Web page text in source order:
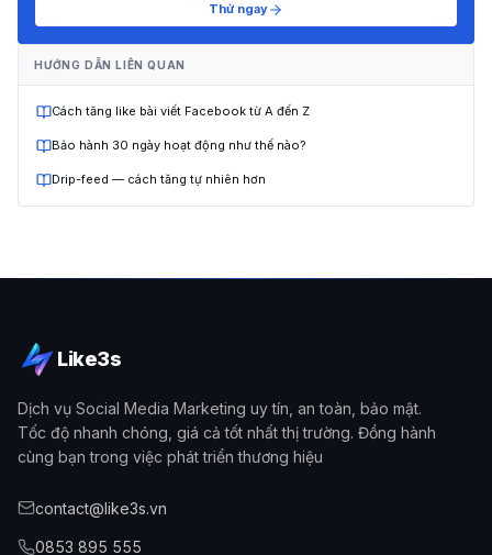
Thử ngay
HƯỚNG DẪN LIÊN QUAN
Cách tăng like bài viết Facebook từ A đến Z
Bảo hành 30 ngày hoạt động như thế nào?
Drip-feed — cách tăng tự nhiên hơn
Like3s
Dịch vụ Social Media Marketing uy tín, an toàn, bảo mật.
Tốc độ nhanh chóng, giá cả tốt nhất thị trường. Đồng hành
cùng bạn trong việc phát triển thương hiệu
contact@like3s.vn
0853 895 555